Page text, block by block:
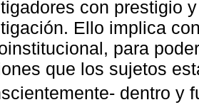
con prestigio
Ello implica
para
que los sujetos
dentro y